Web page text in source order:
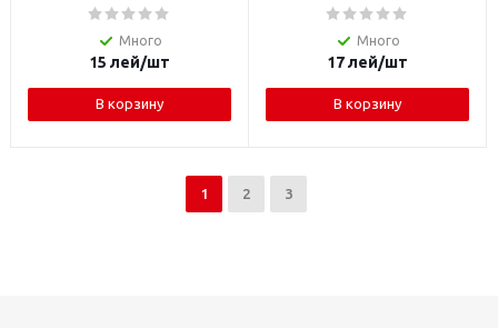
Много
15 лей/шт
В корзину
Много
17лей/шт
В корзину
1 2 3